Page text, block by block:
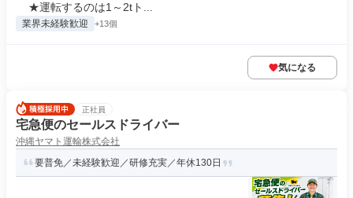
★運転するのは1～2tト...
業界未経験歓迎 +13個
気になる
正社員
宅急便のセールスドライバー
沖縄ヤマト運輸株式会社
要普免／未経験歓迎／研修充実／年休130日